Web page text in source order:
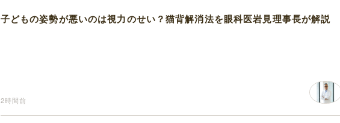
子どもの姿勢が悪いのは視力のせい？猫背解消法を眼科医岩見理事長が解説
2時間前